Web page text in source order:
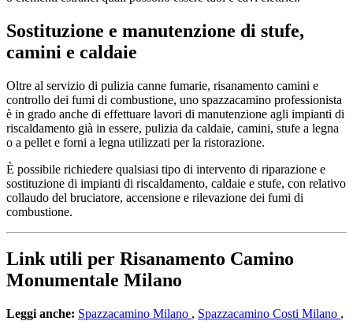
Sostituzione e manutenzione di stufe,
camini e caldaie
Oltre al servizio di pulizia canne fumarie, risanamento camini e
controllo dei fumi di combustione, uno spazzacamino professionista
è in grado anche di effettuare lavori di manutenzione agli impianti di
riscaldamento già in essere, pulizia da caldaie, camini, stufe a legna
o a pellet e forni a legna utilizzati per la ristorazione.
È possibile richiedere qualsiasi tipo di intervento di riparazione e
sostituzione di impianti di riscaldamento, caldaie e stufe, con relativo
collaudo del bruciatore, accensione e rilevazione dei fumi di
combustione.
Link utili per Risanamento Camino
Monumentale Milano
Leggi anche: Spazzacamino Milano , Spazzacamino Costi Milano ,